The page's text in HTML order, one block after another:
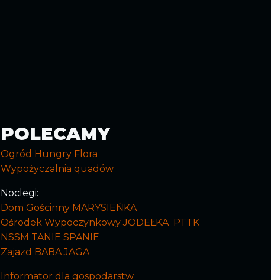
POLECAMY
Ogród Hungry Flora
Wypożyczalnia quadów
Noclegi:
Dom Gościnny MARYSIEŃKA
Ośrodek Wypoczynkowy JODEŁKA PTTK
NSSM TANIE SPANIE
Zajazd BABA JAGA
Informator dla gospodarstw